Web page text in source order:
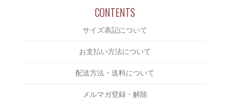
Eanbe
EVILACT
EXODUS
CAP/HAT
SHOES
ACCESSORIES
BAG
￥5,000～￥6,000
￥6,000～￥7,000
￥7,000～￥8,000
￥9,000～￥10,000
￥10,000～￥15,000
CONTENTS
サイズ表記について
お支払い方法について
配送方法・送料について
メルマガ登録・解除